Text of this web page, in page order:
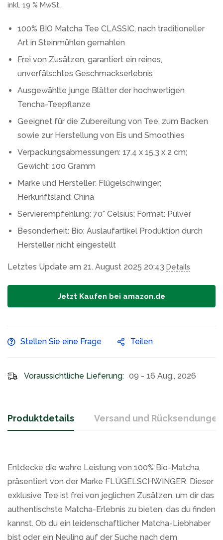
inkl. 19 % MwSt.
100% BIO Matcha Tee CLASSIC, nach traditioneller
Art in Steinmühlen gemahlen
Frei von Zusätzen, garantiert ein reines,
unverfälschtes Geschmackserlebnis
Ausgewählte junge Blätter der hochwertigen
Tencha-Teepflanze
Geeignet für die Zubereitung von Tee, zum Backen
sowie zur Herstellung von Eis und Smoothies
Verpackungsabmessungen: ‎17,4 x 15,3 x 2 cm;
Gewicht: 100 Gramm
Marke und Hersteller: Flügelschwinger;
Herkunftsland: China
Servierempfehlung: 70° Celsius; Format: Pulver
Besonderheit: Bio; Auslaufartikel Produktion durch
Hersteller nicht eingestellt
Letztes Update am 21. August 2025 20:43 Details
Jetzt Kaufen bei amazon.de
Stellen Sie eine Frage Teilen
Voraussichtliche Lieferung: 09 - 16 Aug., 2026
Produktdetails Versand und Rücksendungen
Entdecke die wahre Leistung von 100% Bio-Matcha,
präsentiert von der Marke FLÜGELSCHWINGER. Dieser
exklusive Tee ist frei von jeglichen Zusätzen, um dir das
authentischste Matcha-Erlebnis zu bieten, das du finden
kannst. Ob du ein leidenschaftlicher Matcha-Liebhaber
bist oder ein Neuling auf der Suche nach dem